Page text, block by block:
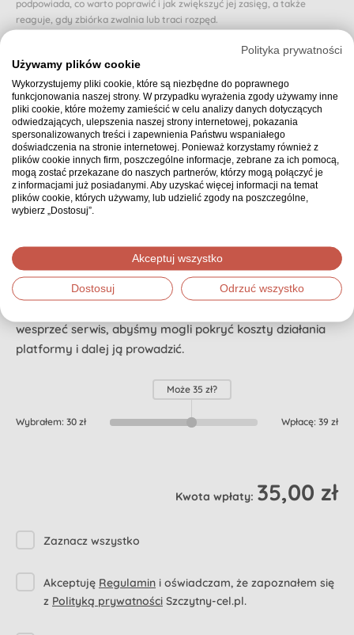
podpowiada, co warto poprawić i jak zwiększyć jej zasięg, a także
reaguje, gdy zbiórka zwalnia lub traci rozpęd.
Dzięki Opiekunowi organizator nie zostaje sam i otrzymuje realne
wsparcie na każdym etapie. Dzięki temu osoba, której dotyczy zbiórka,
Czy chcesz przeznaczyć proponowaną (domyślnie wybraną) część swojej
wpłaty na zapewnienie zbiórce Opiekuna? Jeśli nie, możesz wybrać inną
kwotę.
0 zł - może innym razem
Podsumowanie
Dziękujemy, że zdecydowałeś się wpłacić wybraną
wesprzeć serwis, abyśmy mogli pokryć koszty działania
platformy i dalej ją prowadzić.
Wybrałem: 30 zł
Może 35 zł?
Wpłacę: 39 zł
Kwota wpłaty: 35,00 zł
Zaznacz wszystko
Akceptuję Regulamin i oświadczam, że zapoznałem się
z Polityką prywatności Szczytny-cel.pl.
Polityka prywatności
Używamy plików cookie
Wykorzystujemy pliki cookie, które są niezbędne do poprawnego
funkcjonowania naszej strony. W przypadku wyrażenia zgody używamy inne
pliki cookie, które możemy zamieścić w celu analizy danych dotyczących
odwiedzających, ulepszenia naszej strony internetowej, pokazania
spersonalizowanych treści i zapewnienia Państwu wspaniałego
doświadczenia na stronie internetowej. Ponieważ korzystamy również z
plików cookie innych firm, poszczególne informacje, zebrane za ich pomocą,
mogą zostać przekazane do naszych partnerów, którzy mogą połączyć je
z informacjami już posiadanymi. Aby uzyskać więcej informacji na temat
plików cookie, których używamy, lub udzielić zgody na poszczególne,
wybierz „Dostosuj”.
Akceptuj wszystko
Dostosuj Odrzuć wszystko